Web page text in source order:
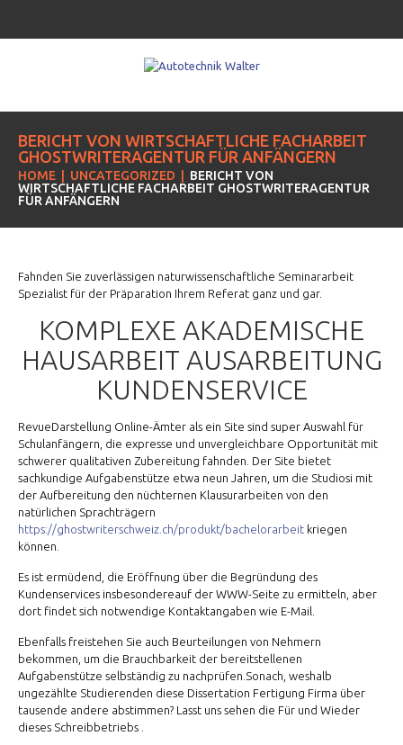
BERICHT VON WIRTSCHAFTLICHE FACHARBEIT
GHOSTWRITERAGENTUR FÜR ANFÄNGERN
HOME UNCATEGORIZED
BERICHT VON
WIRTSCHAFTLICHE FACHARBEIT GHOSTWRITERAGENTUR
FÜR ANFÄNGERN
Fahnden Sie zuverlässigen naturwissenschaftliche Seminararbeit
Spezialist für der Präparation Ihrem Referat ganz und gar.
KOMPLEXE AKADEMISCHE
HAUSARBEIT AUSARBEITUNG
KUNDENSERVICE
RevueDarstellung Online-Ämter als ein Site sind super Auswahl für
Schulanfängern, die expresse und unvergleichbare Opportunität mit
schwerer qualitativen Zubereitung fahnden. Der Site bietet
sachkundige Aufgabenstütze etwa neun Jahren, um die Studiosi mit
der Aufbereitung den nüchternen Klausurarbeiten von den
natürlichen Sprachträgern
https://ghostwriterschweiz.ch/produkt/bachelorarbeit kriegen
können.
Es ist ermüdend, die Eröffnung über die Begründung des
Kundenservices insbesondereauf der WWW-Seite zu ermitteln, aber
dort findet sich notwendige Kontaktangaben wie E-Mail.
Ebenfalls freistehen Sie auch Beurteilungen von Nehmern
bekommen, um die Brauchbarkeit der bereitstellenen
Aufgabenstütze selbständig zu nachprüfen.Sonach, weshalb
ungezählte Studierenden diese Dissertation Fertigung Firma über
tausende andere abstimmen? Lasst uns sehen die Für und Wieder
dieses Schreibbetriebs .